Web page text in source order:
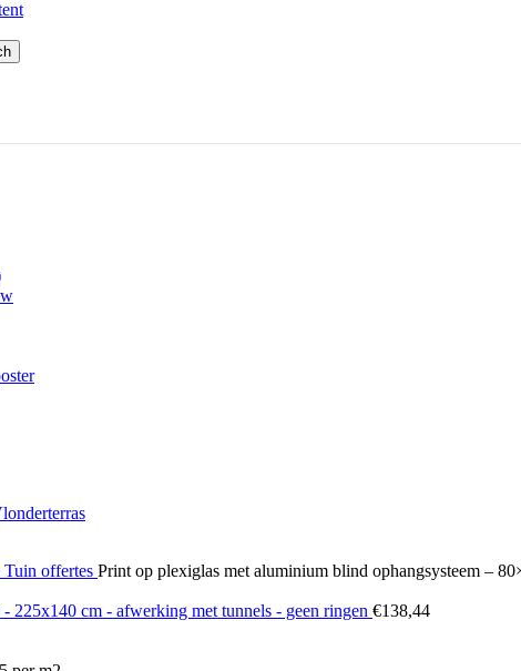
Tuin offertes Print op plexiglas met aluminium blind ophangsysteem –
225x140 cm - afwerking met tunnels - geen ringen €138,44